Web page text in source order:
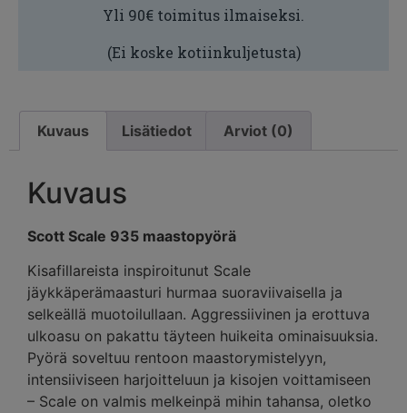
Yli 90€ toimitus ilmaiseksi.
(Ei koske kotiinkuljetusta)
Kuvaus Lisätiedot Arviot (0)
Kuvaus
Scott Scale 935 maastopyörä
Kisafillareista inspiroitunut Scale
jäykkäperämaasturi hurmaa suoraviivaisella ja
selkeällä muotoilullaan. Aggressiivinen ja erottuva
ulkoasu on pakattu täyteen huikeita ominaisuuksia.
Pyörä soveltuu rentoon maastorymistelyyn,
intensiiviseen harjoitteluun ja kisojen voittamiseen
– Scale on valmis melkeinpä mihin tahansa, oletko